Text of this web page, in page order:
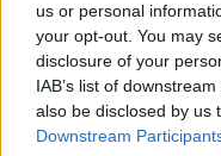
us or personal
your opt-out. You may
disclosure of your
IAB’s list of
also be disclosed by us
Downstream
Pateikė daugiau
vaikus: jiems kilusi